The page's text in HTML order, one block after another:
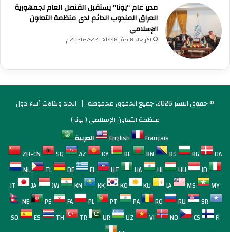
مدير عام “يونا” يستقبل القنصل العام لجمهورية
العراق المندوب الدائم لدى منظمة التعاون
الإسلامي
الأربعاء 8 صفر 1448هـ 22-7-2026م
© حقوق النشر 2026، جميع الحقوق محفوظة |
اتحاد وكالات أنباء دول
منظمة التعاون الإسلامي ( يونا )
العربية
English
Français
ZH-CN
SQ AZ KY BE BN BS BG
DA
NL
TL DE EL HT HA HI HU
ID
IT
JA JW KN KK KO KU LA MS
MY
NE
PS FA PL PT PA RO RU
SR
SO
ES TH TR UR UZ VI NO CS
Fi